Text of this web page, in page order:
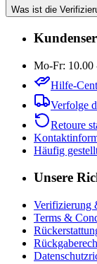
Was ist die
Mo-Fr: 10.00
Hilfe-
Verfolge
Retoure
Häufig
Unsere
Verifizierung
Terms &